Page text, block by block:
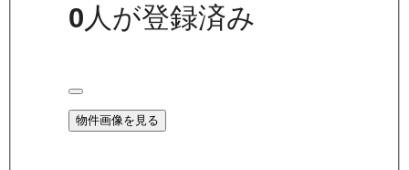
0 人が登録済み
物件画像を見る